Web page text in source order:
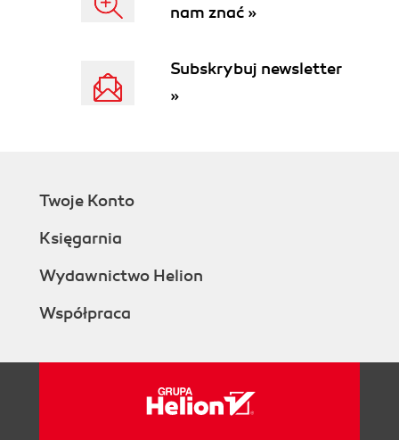
nam znać »
Subskrybuj newsletter
»
Twoje Konto
Księgarnia
Wydawnictwo Helion
Współpraca